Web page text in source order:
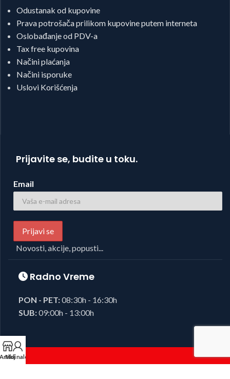
Odustanak od kupovine
Prava potrošača prilikom kupovine putem interneta
Oslobađanje od PDV-a
Tax free kupovina
Načini plaćanja
Načini isporuke
Uslovi Korišćenja
Prijavite se, budite u toku.
Email
Novosti, akcije, popusti...
Radno Vreme
PON - PET:08:30h - 16:30h
SUB:09:00h - 13:00h
Artikli
Moj nalog